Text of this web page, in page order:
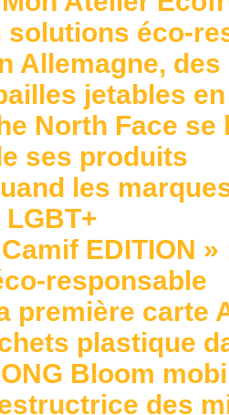
solutions éco-
Allemagne,
jetables
North Face se
ses produits
les
EDITION
responsable
première carte
plastique
Bloom
des